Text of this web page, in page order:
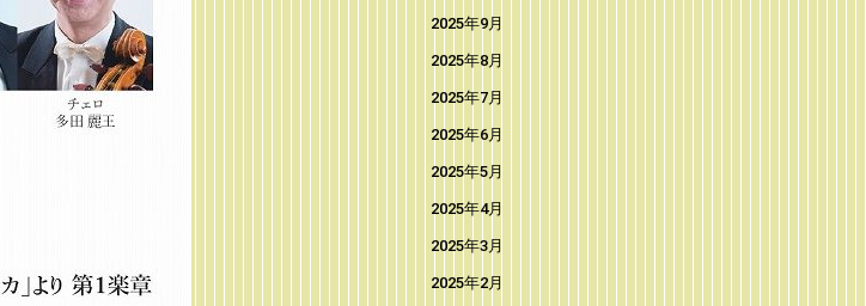
2025年9月
2025年8月
2025年7月
2025年6月
2025年5月
2025年4月
2025年3月
2025年2月